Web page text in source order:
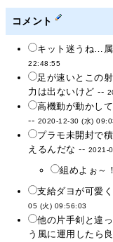
コメント
キット迷うね…
22:48:55
足が速いとこの
力は出ないけど --
高機動が動かし
-- 2020-12-30 (水)
プラモ未開封で
えるんだな -- 2021-
組めよぉ～
支給ダヨが可愛
05 (火) 09:56:03
他の片手剣と違
う風に運用したら